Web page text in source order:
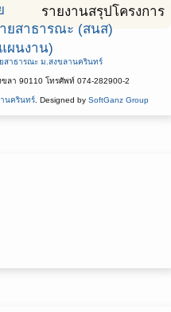
ยสาธารณะ (สนส)
ผนงาน)
รายงานสรุปโครงการ
สาธารณะ ม.สงขลานครินทร์
า 90110 โทรศัพท์ 074-282900-2
นครินทร์ . Designed by SoftGanz Group